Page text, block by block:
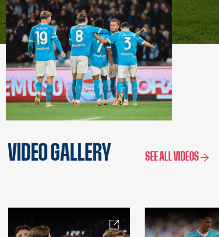
VIDEO GALLERY SEE ALL VIDEOS